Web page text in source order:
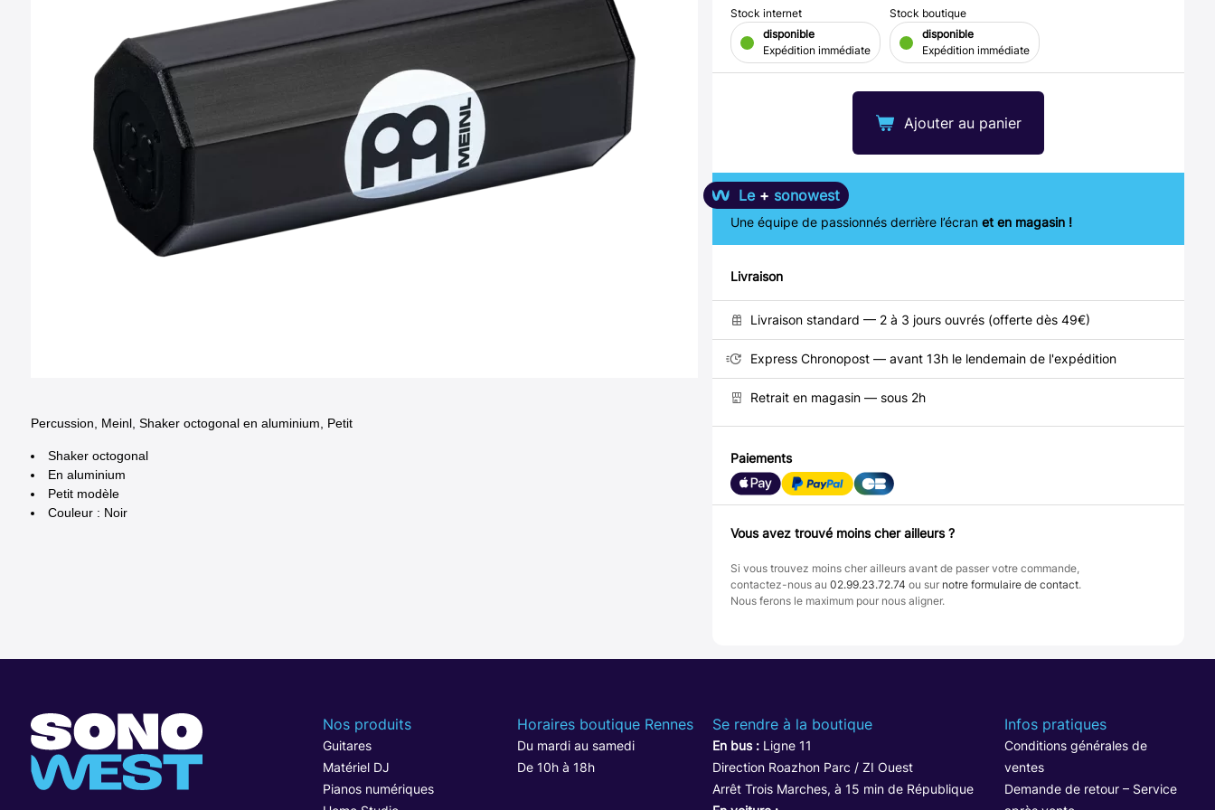
Percussion, Meinl, Shaker octogonal en aluminium, Petit
Shaker octogonal
En aluminium
Petit modèle
Couleur : Noir
Ajouter au panier
Stock internet
disponible
Expédition immédiate
Stock boutique
disponible
Expédition immédiate
Le + sonowest
Une équipe de passionnés derrière l’écran et en magasin !
Livraison
Livraison standard — 2 à 3 jours ouvrés (offerte dès 49€)
Express Chronopost — avant 13h le lendemain de l'expédition
Retrait en magasin — sous 2h
Paiements
Vous avez trouvé moins cher ailleurs ?
Si vous trouvez moins cher ailleurs avant de passer votre commande,
contactez-nous au 02.99.23.72.74 ou sur notre formulaire de contact.
Nous ferons le maximum pour nous aligner.
Nos produits
Guitares
Matériel DJ
Pianos numériques
Horaires boutique Rennes
Du mardi au samedi
De 10h à 18h
Se rendre à la boutique
En bus :Ligne 11
Direction Roazhon Parc / ZI Ouest
Arrêt Trois Marches, à 15 min de République
Infos pratiques
Conditions générales de
ventes
Demande de retour – Service